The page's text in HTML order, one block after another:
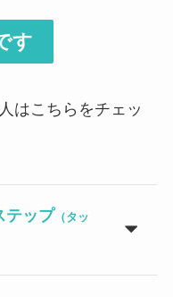
す
はこちらをチェッ
テップ （タッ